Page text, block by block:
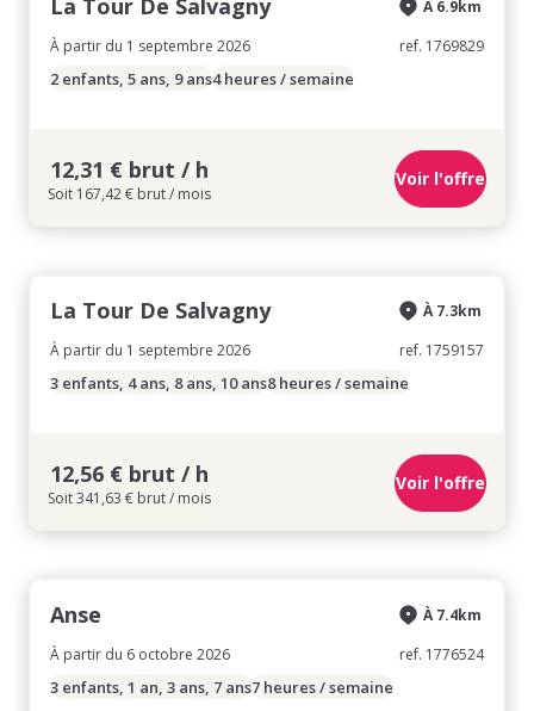
La Tour De Salvagny
À partir du 1 septembre 2026
À 6.9km
ref. 1769829
2 enfants, 5 ans, 9 ans4 heures / semaine
12,31 € brut / h
Soit 167,42 € brut / mois
Voir l'offre
La Tour De Salvagny
À partir du 1 septembre 2026
À 7.3km
ref. 1759157
3 enfants, 4 ans, 8 ans, 10 ans8 heures / semaine
12,56 € brut / h
Soit 341,63 € brut / mois
Voir l'offre
Anse
À partir du 6 octobre 2026
À 7.4km
ref. 1776524
3 enfants, 1 an, 3 ans, 7 ans7 heures / semaine